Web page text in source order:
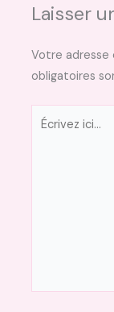
Laisser
Votre adresse
obligatoires
Écrivez